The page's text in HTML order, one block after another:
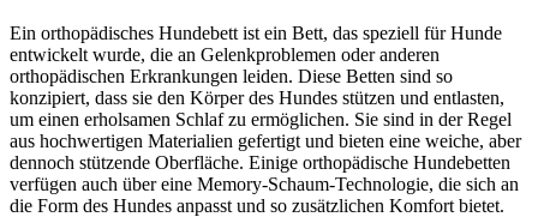
Ein orthopädisches Hundebett ist ein Bett, das speziell für Hunde
entwickelt wurde, die an Gelenkproblemen oder anderen
orthopädischen Erkrankungen leiden. Diese Betten sind so
konzipiert, dass sie den Körper des Hundes stützen und entlasten,
um einen erholsamen Schlaf zu ermöglichen. Sie sind in der Regel
aus hochwertigen Materialien gefertigt und bieten eine weiche, aber
dennoch stützende Oberfläche. Einige orthopädische Hundebetten
verfügen auch über eine Memory-Schaum-Technologie, die sich an
die Form des Hundes anpasst und so zusätzlichen Komfort bietet.